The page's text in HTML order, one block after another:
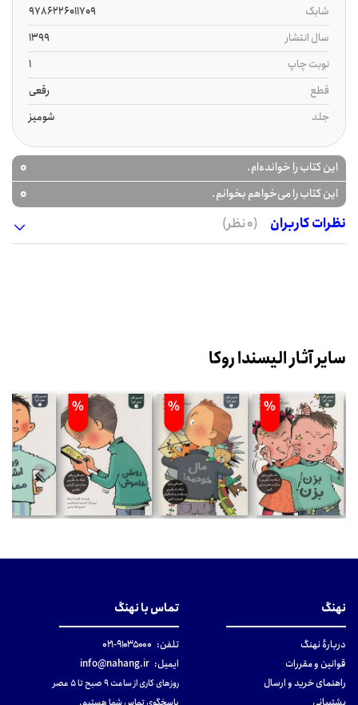
شابک
9786226011709
سال انتشار
1399
نوبت چاپ
1
قطع
رقعی
جلد
شومیز
این کتاب را خوانده‌ام. 0
این کتاب را می‌خواهم بخوانم.
0
نظرات کاربران
(0 نظر)
سایر آثار الیسندا روکا
%
%
%
نهنگ
دربارهٔ نهنگ
قوانین و مقررات
راهنمای خرید و ارسال
تماس با نهنگ
تلفن: ۹۱۰۳۵۰۰۰-۰۲۱
ایمیل: info@nahang.ir
روزهای کاری از ساعت ۹ صبح تا ۵ عصر